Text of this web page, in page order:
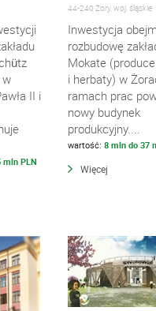
w
II i
mln PLN
44-240 Żory, woj. śląskie
Inwestycja
rozbudowę
Mokate
i herbaty) w
ramach prac
nowy budynek
produkcyjny....
wartość:8 mln do 37
Więcej